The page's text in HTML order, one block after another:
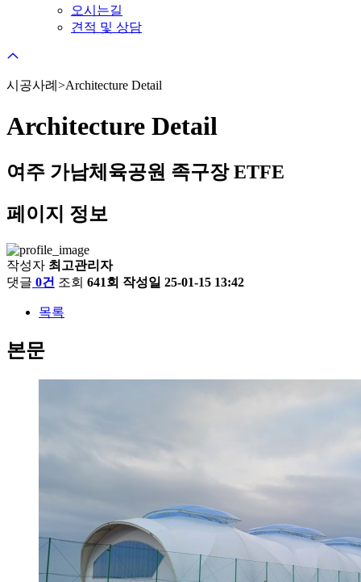
오시는길
견적 및 상담
시공사례>Architecture Detail
Architecture Detail
여주 가남체육공원 족구장 ETFE
페이지 정보
작성자 최고관리자
댓글 0건 조회 641회 작성일 25-01-15 13:42
목록
본문